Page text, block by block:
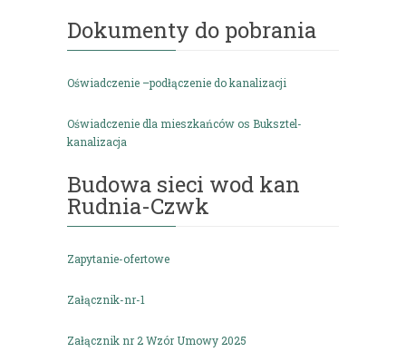
Dokumenty do pobrania
Oświadczenie –podłączenie do kanalizacji
Oświadczenie dla mieszkańców os Buksztel-
kanalizacja
Budowa sieci wod kan
Rudnia-Czwk
Zapytanie-ofertowe
Załącznik-nr-1
Załącznik nr 2 Wzór Umowy 2025